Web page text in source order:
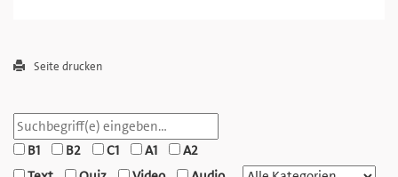
Seite drucken
B1 B2 C1 A1
A2